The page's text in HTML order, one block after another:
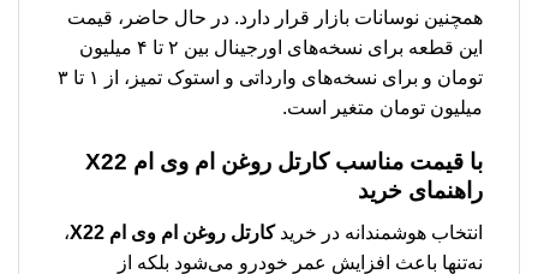
همچنین نوسانات بازار قرار دارد. در حال حاضر، قیمت
این قطعه برای نسخه‌های اورجینال بین ۲ تا ۴ میلیون
تومان و برای نسخه‌های وارداتی و استوک تمیز، از ۱ تا ۳
میلیون تومان متغیر است.
با قیمت مناسبكارتل روغن ام وی ام X22
راهنمای خرید
انتخاب هوشمندانه در خریدكارتل روغن ام وی ام X22
،
نه‌تنها باعث افزایش عمر خودرو می‌شود بلکه از